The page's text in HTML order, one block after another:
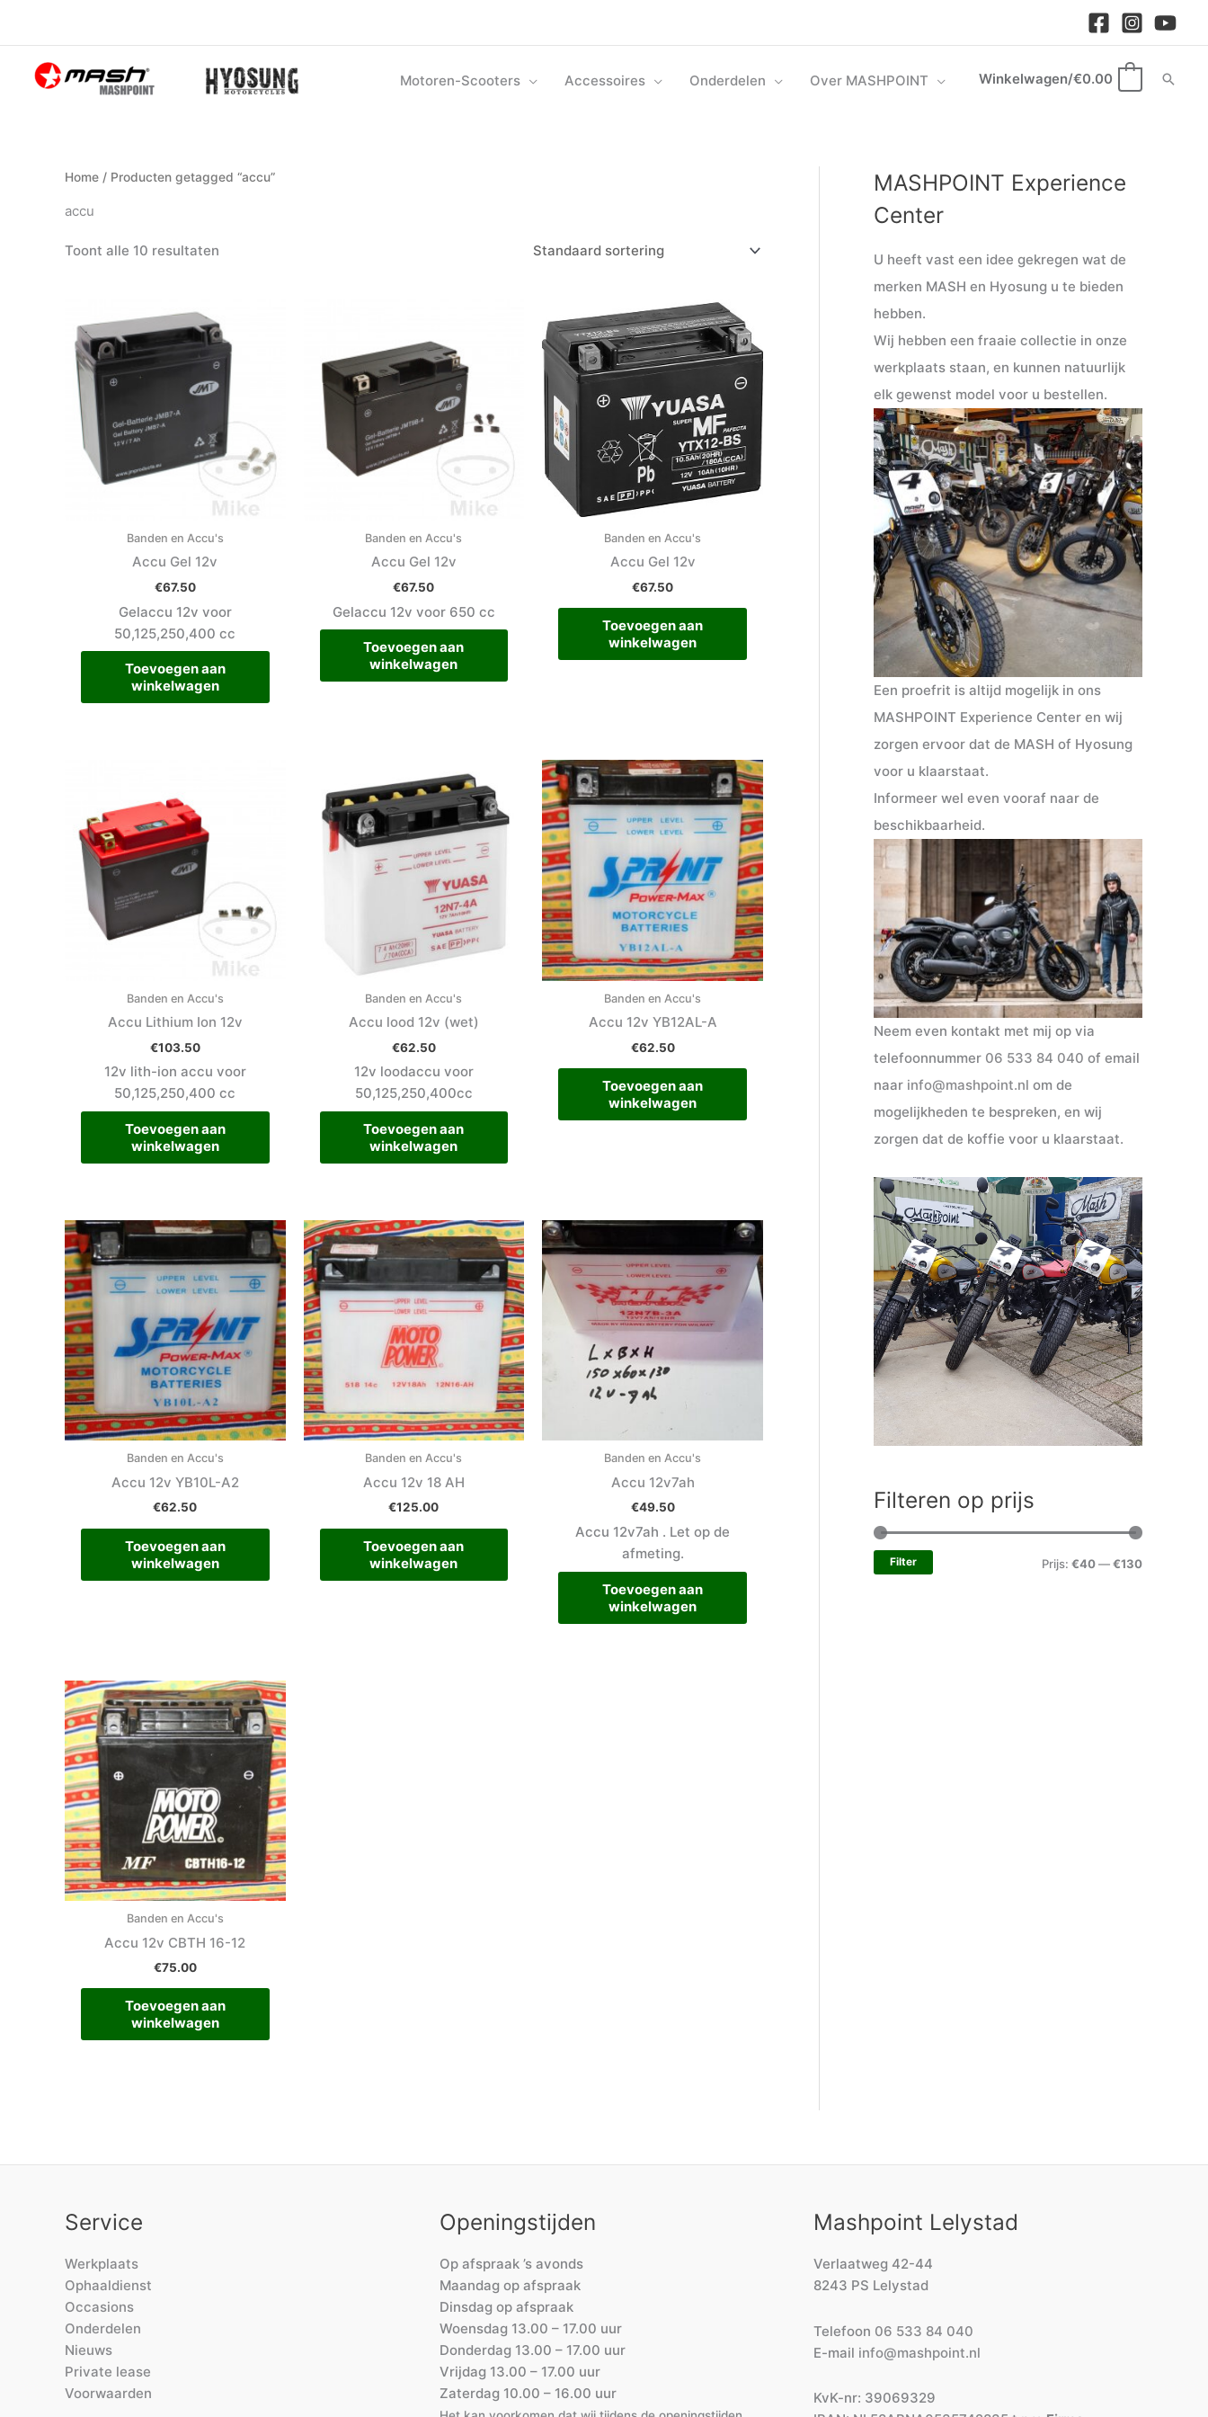
inhoud
Motoren-Scooters Accessoires Onderdelen Over MASHPOINT Winkelwagen/€0.00
Home / Producten getagged “accu”
accu
Toont alle 10 resultaten
Banden en Accu's
Accu Gel 12v
€67.50
Gelaccu 12v voor
50,125,250,400 cc
Toevoegen aan
winkelwagen
Banden en Accu's
Accu Gel 12v
€67.50
Gelaccu 12v voor 650 cc
Toevoegen aan
winkelwagen
Banden en Accu's
Accu Gel 12v
€67.50
Toevoegen aan
winkelwagen
Banden en Accu's
Accu Lithium Ion 12v
€103.50
12v lith-ion accu voor
50,125,250,400 cc
Toevoegen aan
winkelwagen
Banden en Accu's
Accu lood 12v (wet)
€62.50
12v loodaccu voor
50,125,250,400cc
Toevoegen aan
winkelwagen
Banden en Accu's
Accu 12v YB12AL-A
€62.50
Toevoegen aan
winkelwagen
Banden en Accu's
Accu 12v YB10L-A2
€62.50
Toevoegen aan
winkelwagen
Banden en Accu's
Accu 12v 18 AH
€125.00
Toevoegen aan
winkelwagen
Banden en Accu's
Accu 12v7ah
€49.50
Accu 12v7ah . Let op de
afmeting.
Toevoegen aan
winkelwagen
Banden en Accu's
Accu 12v CBTH 16-12
€75.00
Toevoegen aan
winkelwagen
MASHPOINT Experience
Center
U heeft vast een idee gekregen wat de
merken MASH en Hyosung u te bieden
hebben.
Wij hebben een fraaie collectie in onze
werkplaats staan, en kunnen natuurlijk
elk gewenst model voor u bestellen.
Een proefrit is altijd mogelijk in ons
MASHPOINT Experience Center en wij
zorgen ervoor dat de MASH of Hyosung
voor u klaarstaat.
Informeer wel even vooraf naar de
beschikbaarheid.
Neem even kontakt met mij op via
telefoonnummer 06 533 84 040 of email
naar info@mashpoint.nl om de
mogelijkheden te bespreken, en wij
zorgen dat de koffie voor u klaarstaat.
Filteren op prijs
Filter Prijs: €40—€130
Service
Werkplaats
Ophaaldienst
Occasions
Onderdelen
Nieuws
Private lease
Voorwaarden
Openingstijden
Op afspraak ’s avonds
Maandag op afspraak
Dinsdag op afspraak
Woensdag 13.00 – 17.00 uur
Donderdag 13.00 – 17.00 uur
Vrijdag 13.00 – 17.00 uur
Zaterdag 10.00 – 16.00 uur
Mashpoint Lelystad
Verlaatweg 42-44
8243 PS Lelystad
Telefoon 06 533 84 040
E-mail info@mashpoint.nl
KvK-nr: 39069329